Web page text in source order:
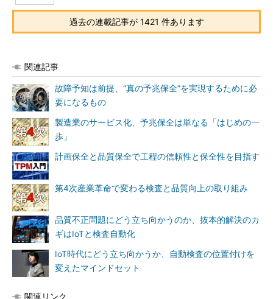
過去の連載記事が 1421 件あります
関連記事
故障予知は前提、“真の予兆保全”を実現するために必
要になるもの
製造業のサービス化、予兆保全は単なる「はじめの一
歩」
計画保全と品質保全で工程の信頼性と保全性を目指す
第4次産業革命で変わる検査と品質向上の取り組み
品質不正問題にどう立ち向かうのか、抜本的解決のカ
ギはIoTと検査自動化
IoT時代にどう立ち向かうか、自動検査の位置付けを
変えたマインドセット
関連リンク